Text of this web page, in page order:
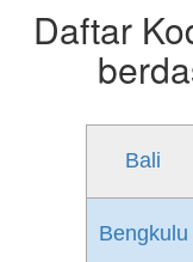
Daftar
Bali
Bengkulu